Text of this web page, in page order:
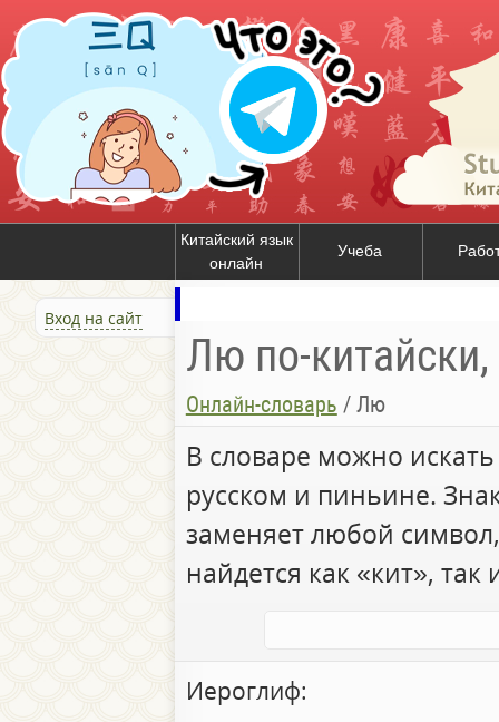
Китайский язык
онлайн
Учеба
Вход на сайт
Лю по-
Онлайн-словарь / Лю
В словаре можно
русском и пиньине.
заменяет любой
найдется как «кит», так
Иероглиф: